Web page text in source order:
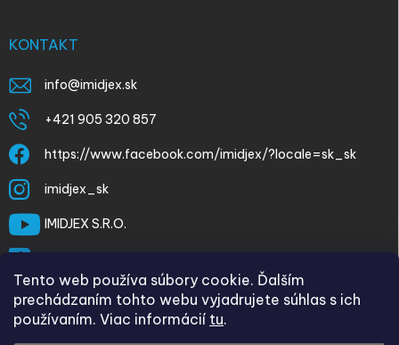
Tento web používa súbory cookie. Ďalším
prechádzaním tohto webu vyjadrujete súhlas s ich
používaním. Viac informácií tu.
KONTAKT
info@imidjex.sk
+421 905 320 857
https://www.facebook.com/imidjex/?locale=sk_sk
imidjex_sk
IMIDJEX S.R.O.